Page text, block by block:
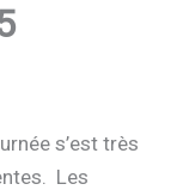
s’est très
Les